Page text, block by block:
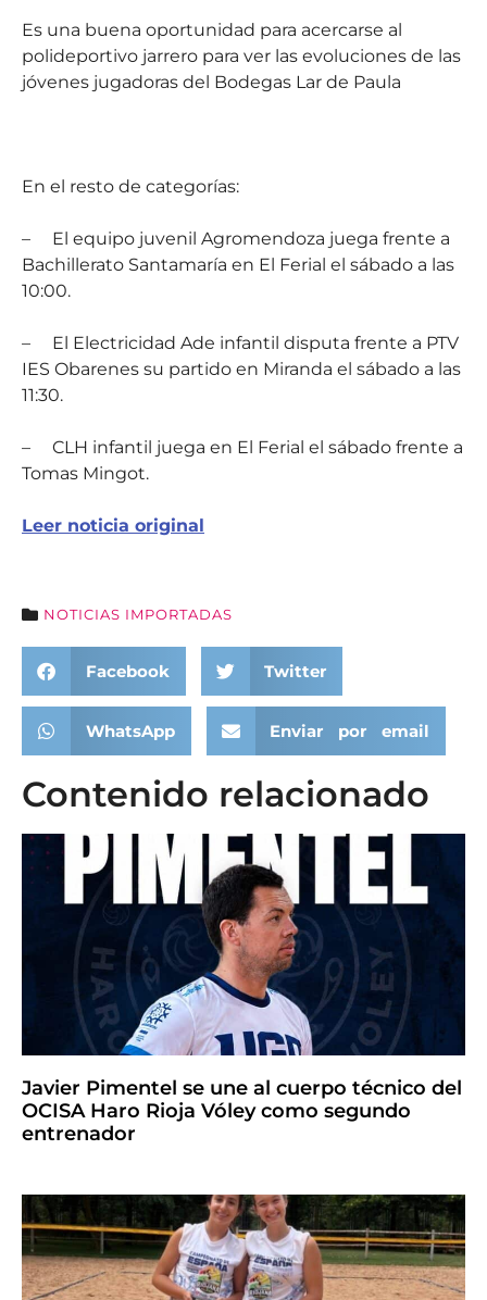
Es una buena oportunidad para acercarse al
polideportivo jarrero para ver las evoluciones de las
jóvenes jugadoras del Bodegas Lar de Paula
En el resto de categorías:
–
El equipo juvenil Agromendoza juega frente a
Bachillerato Santamaría en El Ferial el sábado a las
10:00.
–
El Electricidad Ade infantil disputa frente a PTV
IES Obarenes su partido en Miranda el sábado a las
11:30.
– CLH infantil juega en El Ferial el sábado frente a
Tomas Mingot.
Leer noticia original
NOTICIAS IMPORTADAS
Facebook Twitter
WhatsApp Enviar por email
Contenido relacionado
Javier Pimentel se une al cuerpo técnico del
OCISA Haro Rioja Vóley como segundo
entrenador